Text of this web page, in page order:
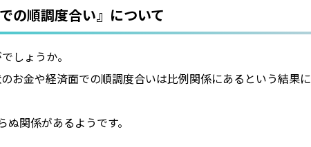
の順調度合い』について
しょうか。
お金や経済面での順調度合いは比例関係にあるという結果に
関係があるようです。